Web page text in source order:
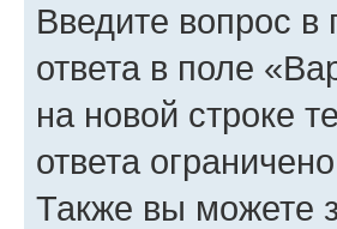
Введите вопрос
ответа в поле
на новой строке
ответа
Также вы можете